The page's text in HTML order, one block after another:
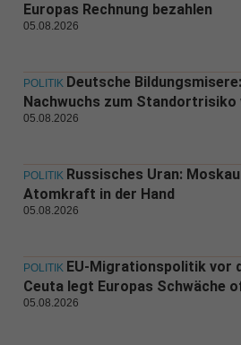
Europas Rechnung bezahlen
05.08.2026
POLITIK Deutsche
Nachwuchs zum Standortrisiko
05.08.2026
POLITIK Russisches Uran:
Atomkraft in der Hand
05.08.2026
POLITIK EU-Migrationspolitik vor
Ceuta legt Europas Schwäche
05.08.2026